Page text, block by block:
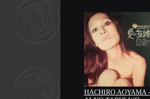
HACHIRO AOYAMA -